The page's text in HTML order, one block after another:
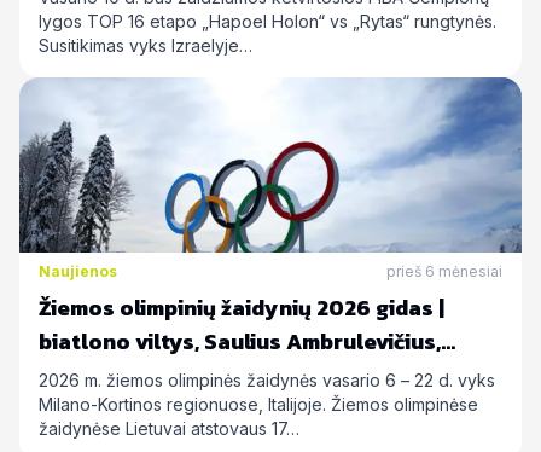
lygos TOP 16 etapo „Hapoel Holon“ vs „Rytas“ rungtynės.
Susitikimas vyks Izraelyje…
Naujienos prieš 6 mėnesiai
Žiemos olimpinių žaidynių 2026 gidas |
biatlono viltys, Saulius Ambrulevičius,
Allison Reed ir kiti
2026 m. žiemos olimpinės žaidynės vasario 6 – 22 d. vyks
Milano-Kortinos regionuose, Italijoje. Žiemos olimpinėse
žaidynėse Lietuvai atstovaus 17…